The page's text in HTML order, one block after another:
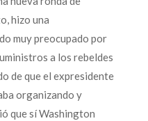
hizo una
muy preocupado por
a los rebeldes
de que el expresidente
organizando y
que sí Washington